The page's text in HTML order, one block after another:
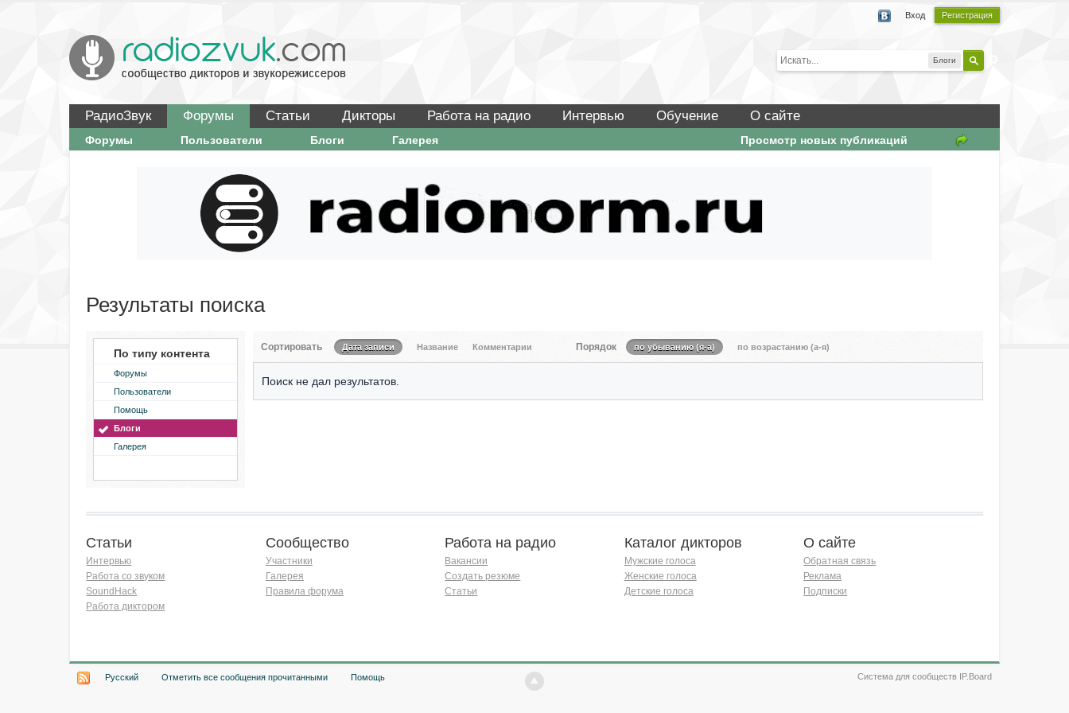
Вход Регистрация
Блоги
РадиоЗвук Форумы Статьи Дикторы Работа на радио Интервью Обучение О сайте
Просмотр новых публикаций
Форумы Пользователи Блоги Галерея
Результаты поиска
По типу контента
Форумы
Пользователи
Помощь
Блоги
Галерея
Сортировать Дата записи Название Комментарии Порядок по убыванию (я-а) по возрастанию (а-я)
Поиск не дал результатов.
Статьи
Интервью
Работа со звуком
SoundHack
Работа диктором
Сообщество
Участники
Галерея
Правила форума
Работа на радио
Вакансии
Создать резюме
Статьи
Каталог дикторов
Мужские голоса
Женские голоса
Детские голоса
О сайте
Обратная связь
Реклама
Подписки
Русский Отметить все сообщения прочитанными Помощь Система для сообществ IP.Board